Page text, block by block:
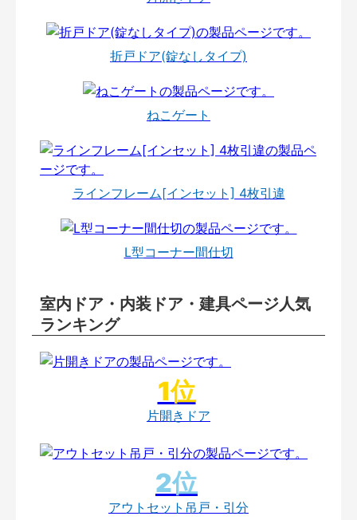
折戸ドア(錠なしタイプ)
ねこゲート
ラインフレーム[インセット] 4枚引違
L型コーナー間仕切
室内ドア・内装ドア・建具ページ人気
ランキング
片開きドア
アウトセット吊戸・引分